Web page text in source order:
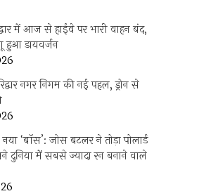
t
में आज से हाईवे पर भारी वाहन बंद,
हुआ डायवर्जन
नगर निगम की नई पहल, ड्रोन से
‘बॉस’: जोस बटलर ने तोड़ा पोलार्ड
दुनिया में सबसे ज्यादा रन बनाने वाले